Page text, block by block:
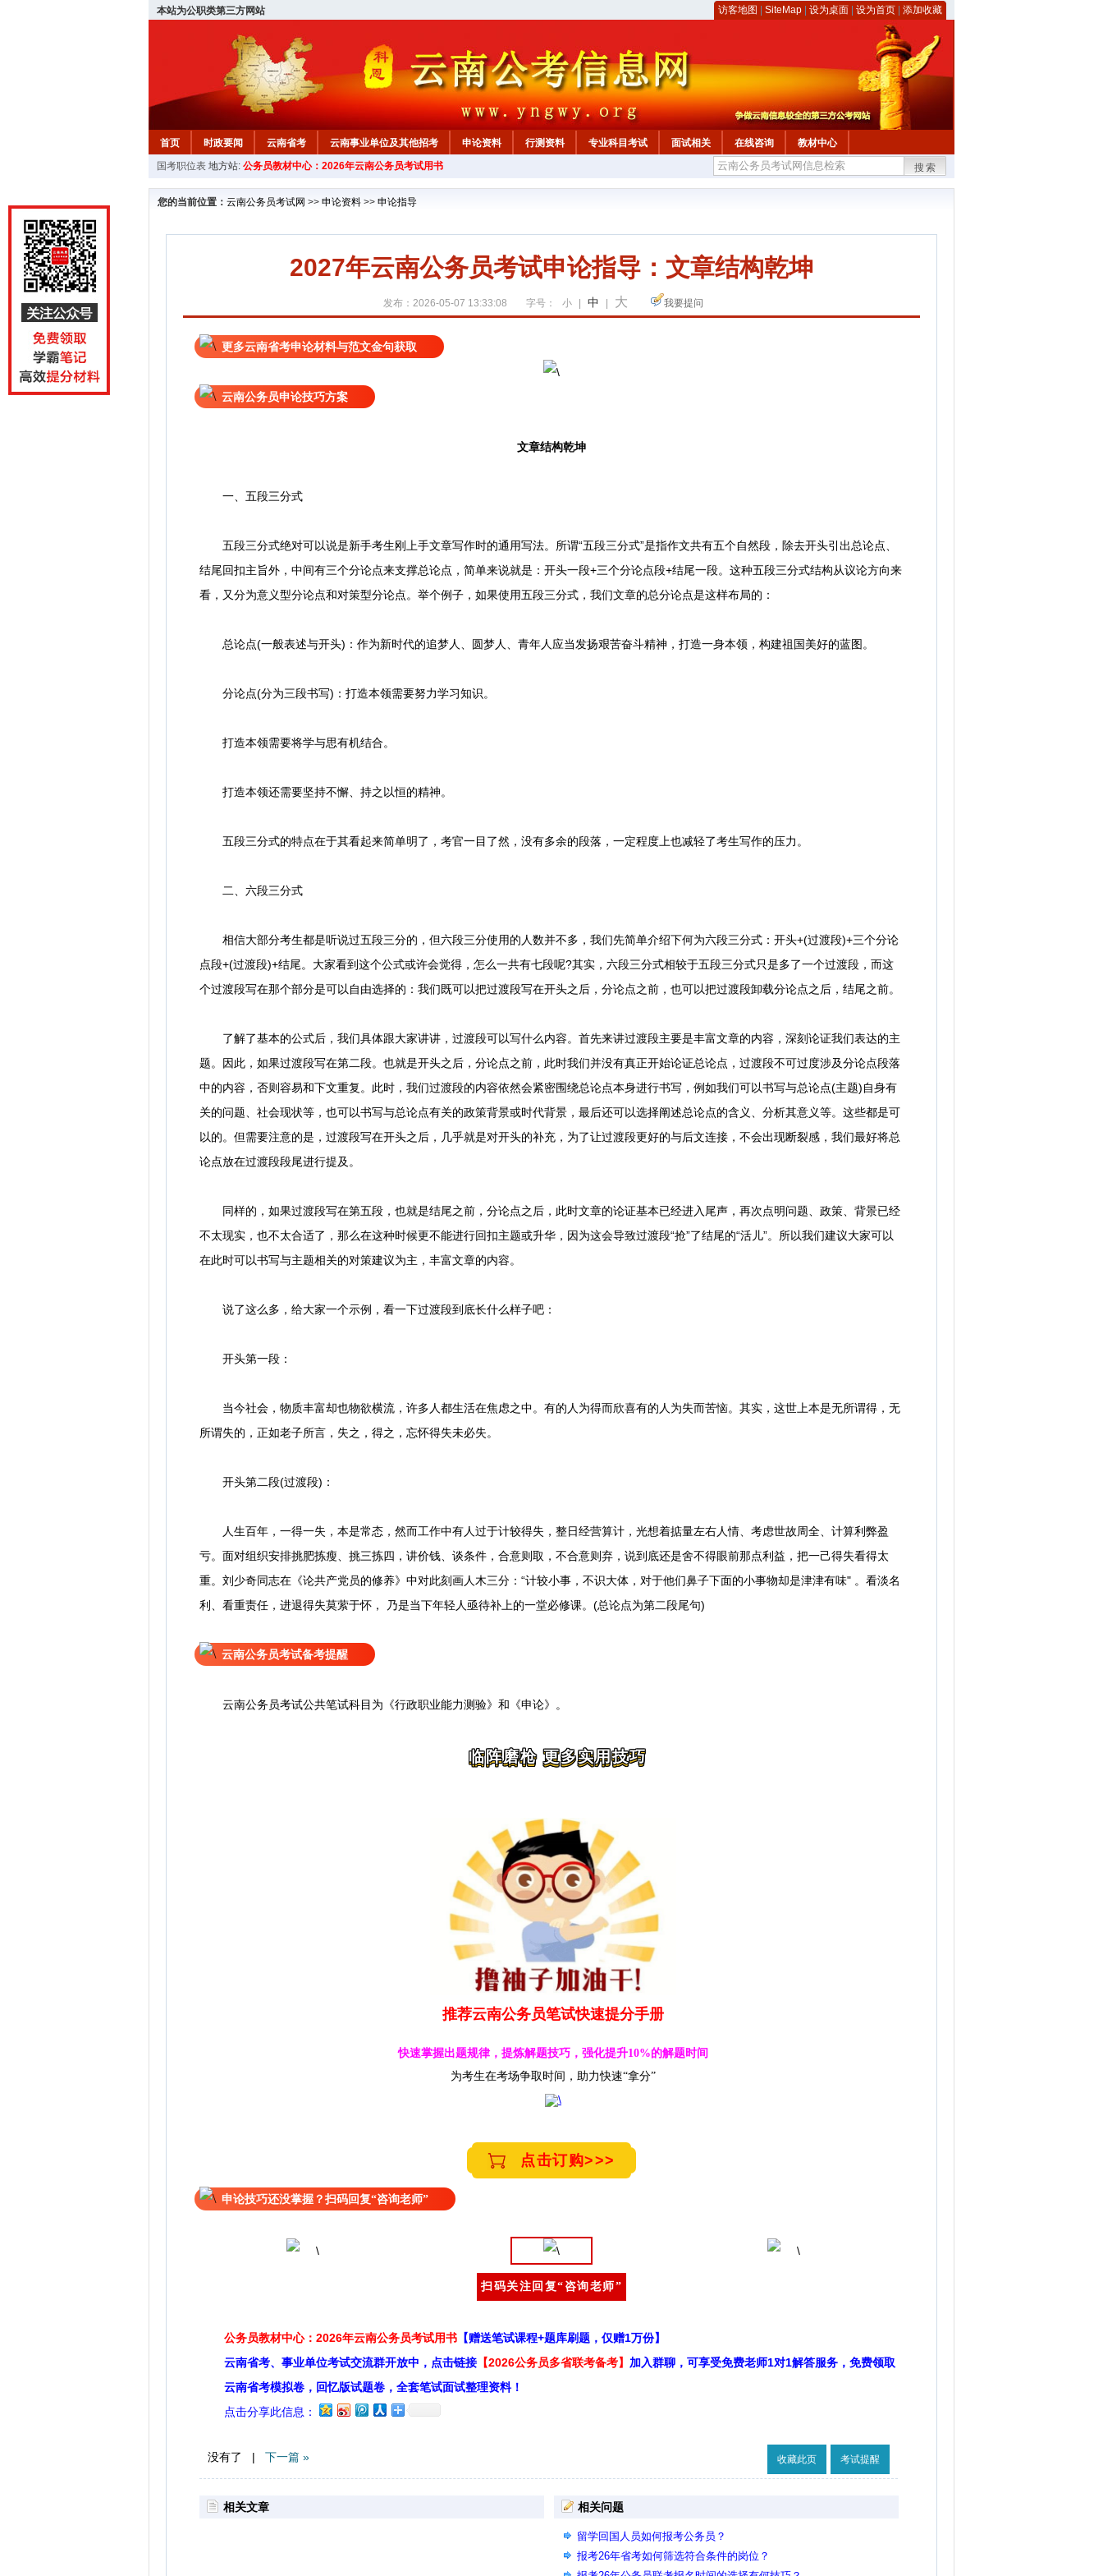
本站为公职类第三方网站 访客地图 SiteMap 设为桌面 设为首页 添加收藏
首页 时政要闻 云南省考 云南事业单位及其他招考 申论资料 行测资料 专业科目考试 面试相关 在线咨询
教材中心
国考职位表 地方站: 公务员教材中心：2026年云南公务员考试用书 搜索
您的当前位置： 云南公务员考试网 >> 申论资料 >> 申论指导
2027年云南公务员考试申论指导：文章结构乾坤
发布：2026-05-07 13:33:08 字号： 小 中 大 我要提问
更多云南省考申论材料与范文金句获取
云南公务员申论技巧方案
文章结构乾坤
一、五段三分式
五段三分式绝对可以说是新手考生刚上手文章写作时的通用写法。所谓“五段三分式”是指作文共有五个自然段，除去开头引出总论点、
结尾回扣主旨外，中间有三个分论点来支撑总论点，简单来说就是：开头一段+三个分论点段+结尾一段。这种五段三分式结构从议论方向来
看，又分为意义型分论点和对策型分论点。举个例子，如果使用五段三分式，我们文章的总分论点是这样布局的：
总论点(一般表述与开头)：作为新时代的追梦人、圆梦人、青年人应当发扬艰苦奋斗精神，打造一身本领，构建祖国美好的蓝图。
分论点(分为三段书写)：打造本领需要努力学习知识。
打造本领需要将学与思有机结合。
打造本领还需要坚持不懈、持之以恒的精神。
五段三分式的特点在于其看起来简单明了，考官一目了然，没有多余的段落，一定程度上也减轻了考生写作的压力。
二、六段三分式
相信大部分考生都是听说过五段三分的，但六段三分使用的人数并不多，我们先简单介绍下何为六段三分式：开头+(过渡段)+三个分论
点段+(过渡段)+结尾。大家看到这个公式或许会觉得，怎么一共有七段呢?其实，六段三分式相较于五段三分式只是多了一个过渡段，而这
个过渡段写在那个部分是可以自由选择的：我们既可以把过渡段写在开头之后，分论点之前，也可以把过渡段卸载分论点之后，结尾之前。
了解了基本的公式后，我们具体跟大家讲讲，过渡段可以写什么内容。首先来讲过渡段主要是丰富文章的内容，深刻论证我们表达的主
题。因此，如果过渡段写在第二段。也就是开头之后，分论点之前，此时我们并没有真正开始论证总论点，过渡段不可过度涉及分论点段落
中的内容，否则容易和下文重复。此时，我们过渡段的内容依然会紧密围绕总论点本身进行书写，例如我们可以书写与总论点(主题)自身有
关的问题、社会现状等，也可以书写与总论点有关的政策背景或时代背景，最后还可以选择阐述总论点的含义、分析其意义等。这些都是可
以的。但需要注意的是，过渡段写在开头之后，几乎就是对开头的补充，为了让过渡段更好的与后文连接，不会出现断裂感，我们最好将总
论点放在过渡段段尾进行提及。
同样的，如果过渡段写在第五段，也就是结尾之前，分论点之后，此时文章的论证基本已经进入尾声，再次点明问题、政策、背景已经
不太现实，也不太合适了，那么在这种时候更不能进行回扣主题或升华，因为这会导致过渡段“抢”了结尾的“活儿”。所以我们建议大家可以
在此时可以书写与主题相关的对策建议为主，丰富文章的内容。
说了这么多，给大家一个示例，看一下过渡段到底长什么样子吧：
开头第一段：
当今社会，物质丰富却也物欲横流，许多人都生活在焦虑之中。有的人为得而欣喜有的人为失而苦恼。其实，这世上本是无所谓得，无
所谓失的，正如老子所言，失之，得之，忘怀得失未必失。
开头第二段(过渡段)：
人生百年，一得一失，本是常态，然而工作中有人过于计较得失，整日经营算计，光想着掂量左右人情、考虑世故周全、计算利弊盈
亏。面对组织安排挑肥拣瘦、挑三拣四，讲价钱、谈条件，合意则取，不合意则弃，说到底还是舍不得眼前那点利益，把一己得失看得太
重。刘少奇同志在《论共产党员的修养》中对此刻画人木三分：“计较小事，不识大体，对于他们鼻子下面的小事物却是津津有味" 。看淡名
利、看重责任，进退得失莫萦于怀， 乃是当下年轻人亟待补上的一堂必修课。(总论点为第二段尾句)
云南公务员考试备考提醒
云南公务员考试公共笔试科目为《行政职业能力测验》和《申论》 。
临阵磨枪 更多实用技巧
推荐云南公务员笔试快速提分手册
快速掌握出题规律，提炼解题技巧，强化提升10%的解题时间
为考生在考场争取时间，助力快速“拿分”
点击订购>>>
申论技巧还没掌握？扫码回复“咨询老师”
扫码关注回复“咨询老师”
公务员教材中心：2026年云南公务员考试用书 【赠送笔试课程+题库刷题，仅赠1万份】
云南省考、事业单位考试交流群开放中，点击链接 【2026公务员多省联考备考】 加入群聊，可享受免费老师1对1解答服务，免费领取
云南省考模拟卷，回忆版试题卷，全套笔试面试整理资料！
点击分享此信息：
没有了 | 下一篇 » 收藏此页 考试提醒
相关文章 相关问题
留学回国人员如何报考公务员？
报考26年省考如何筛选符合条件的岗位？